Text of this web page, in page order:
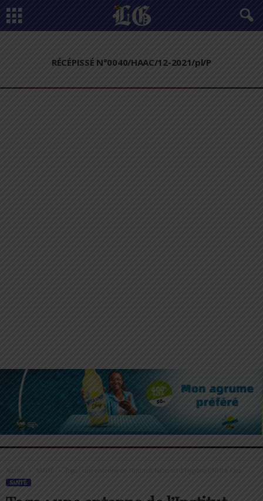
RÉCÉPISSÉ N°0040/HAAC/12-2021/pl/P
Accueil SANTÉ Togo : une antenne de l’Institut National d’Hygiène (INH) à Kara
SANTÉ